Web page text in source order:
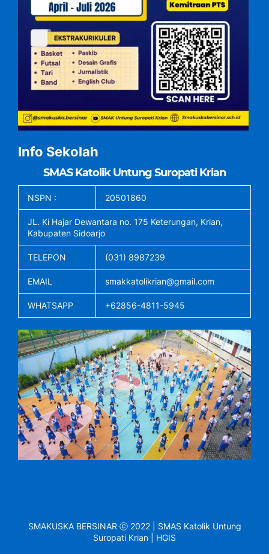
Info Sekolah
SMAS Katolik Untung Suropati Krian
NSPN : 20501860
JL. Ki Hajar Dewantara no. 175 Keterungan, Krian,
Kabupaten Sidoarjo
TELEPON (031) 8987239
EMAIL smakkatolikrian@gmail.com
WHATSAPP +62856-4811-5945
SMAKUSKA BERSINAR ⓒ 2022 | SMAS Katolik Untung
Suropati Krian | HGIS